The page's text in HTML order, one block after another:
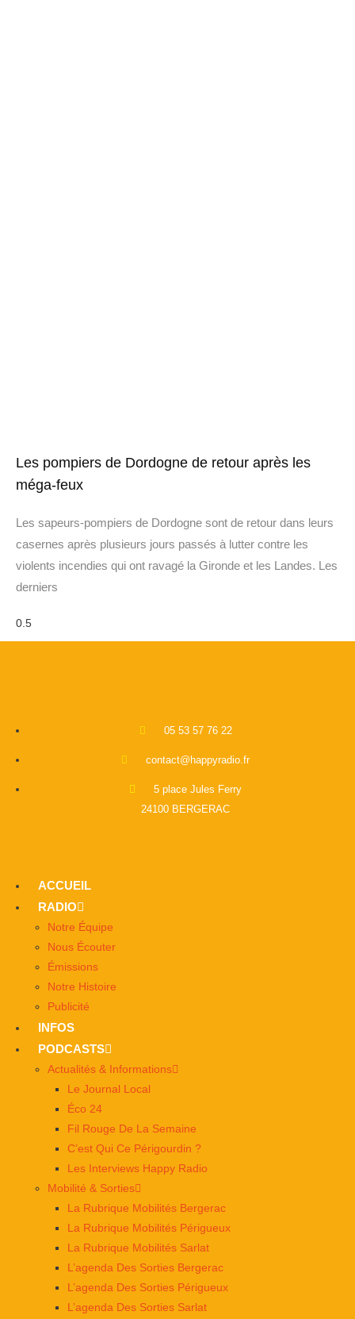
Les pompiers de Dordogne de retour après les
méga-feux
Les sapeurs-pompiers de Dordogne sont de retour dans leurs
casernes après plusieurs jours passés à lutter contre les
violents incendies qui ont ravagé la Gironde et les Landes. Les
derniers
05 53 57 76 22
contact@happyradio.fr
5 place Jules Ferry
24100 BERGERAC
ACCUEIL
RADIO
Notre Équipe
Nous Écouter
Émissions
Notre Histoire
Publicité
INFOS
PODCASTS
Actualités & Informations
Le Journal Local
Éco 24
Fil Rouge De La Semaine
C’est Qui Ce Périgourdin ?
Les Interviews Happy Radio
Mobilité & Sorties
La Rubrique Mobilités Bergerac
La Rubrique Mobilités Périgueux
La Rubrique Mobilités Sarlat
L’agenda Des Sorties Bergerac
L’agenda Des Sorties Périgueux
L’agenda Des Sorties Sarlat